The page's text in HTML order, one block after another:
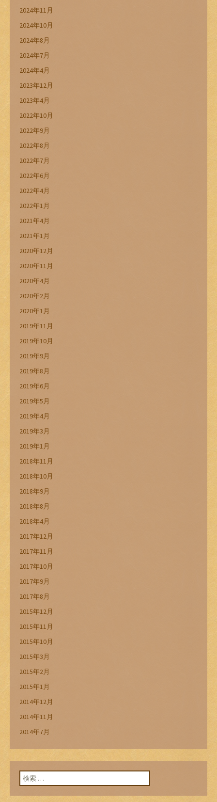
2024年11月
2024年10月
2024年8月
2024年7月
2024年4月
2023年12月
2023年4月
2022年10月
2022年9月
2022年8月
2022年7月
2022年6月
2022年4月
2022年1月
2021年4月
2021年1月
2020年12月
2020年11月
2020年4月
2020年2月
2020年1月
2019年11月
2019年10月
2019年9月
2019年8月
2019年6月
2019年5月
2019年4月
2019年3月
2019年1月
2018年11月
2018年10月
2018年9月
2018年8月
2018年4月
2017年12月
2017年11月
2017年10月
2017年9月
2017年8月
2015年12月
2015年11月
2015年10月
2015年3月
2015年2月
2015年1月
2014年12月
2014年11月
2014年7月
検索: